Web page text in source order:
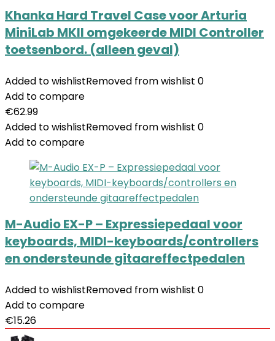
Khanka Hard Travel Case voor Arturia
MiniLab MKII omgekeerde MIDI Controller
toetsenbord. (alleen geval)
Added to wishlistRemoved from wishlist 0
Add to compare
€62.99
Added to wishlistRemoved from wishlist 0
Add to compare
M-Audio EX-P – Expressiepedaal voor
keyboards, MIDI-keyboards/controllers
en ondersteunde gitaareffectpedalen
Added to wishlistRemoved from wishlist 0
Add to compare
€15.26